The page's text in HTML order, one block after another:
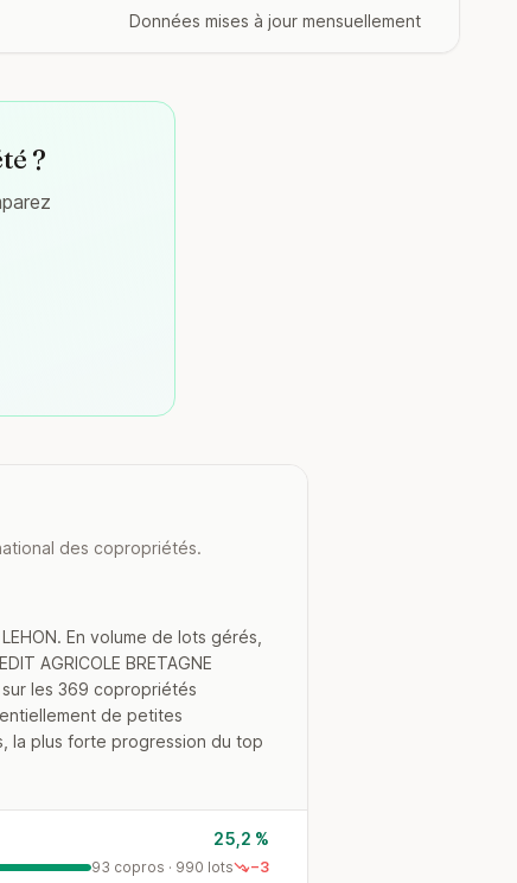
Données mises à jour mensuellement
?
des copropriétés.
En volume de lots gérés,
AGRICOLE BRETAGNE
les 369 copropriétés
de petites
la plus forte progression du top
25,2 %
93 copros · 990 lots −3